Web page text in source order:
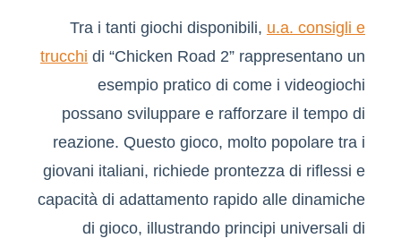
Tra i tanti giochi disponibili, u.a. consigli e
trucchi di “Chicken Road 2” rappresentano un
esempio pratico di come i videogiochi
possano sviluppare e rafforzare il tempo di
reazione. Questo gioco, molto popolare tra i
giovani italiani, richiede prontezza di riflessi e
capacità di adattamento rapido alle dinamiche
di gioco, illustrando principi universali di